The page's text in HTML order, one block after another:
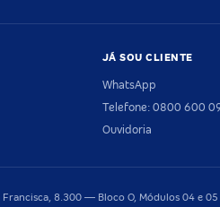
JÁ SOU CLIENTE
WhatsApp
Telefone: 0800 600
Ouvidoria
Francisca, 8.300 — Bloco O, Módulos 04 e